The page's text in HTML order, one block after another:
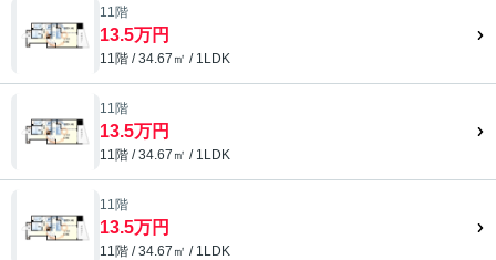
11階
13.5万円
11階 / 34.67㎡ / 1LDK
11階
13.5万円
11階 / 34.67㎡ / 1LDK
11階
13.5万円
11階 / 34.67㎡ / 1LDK